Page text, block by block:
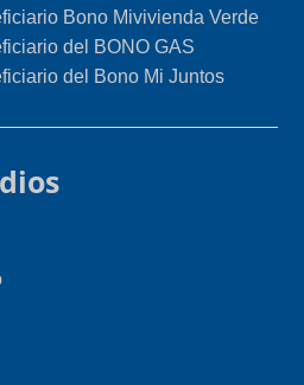
Bono Mivivienda Verde
del BONO GAS
del Bono Mi Juntos